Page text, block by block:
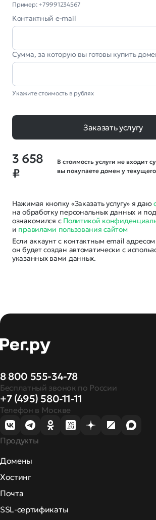
Пример: +79991234567
Контактный e-mail
Сумма, за которую вы готовы купить
Укажите стоимость в рублях
Заказать услугу
3 658
₽
В стоимость услуги не входит
вы покупаете домен у
Нажимая кнопку «Заказать услугу» я даю
на обработку персональных данных и
ознакомился с Политикой
и правилами пользования сайтом
Если аккаунт с контактным email
он будет создан автоматически с
указанных вами данных.
8 800 555-34-78
Бесплатный звонок по России
+7 (495) 580-11-11
Телефон в Москве
Продукты
Домены
Хостинг
Почта
SSL-сертификаты